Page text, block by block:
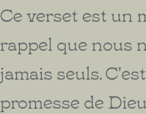
Ce verset est un
rappel que nous
jamais seuls.
promesse de